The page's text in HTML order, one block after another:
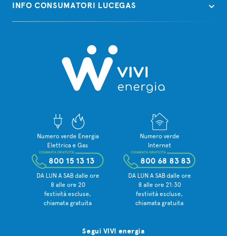
INFO CONSUMATORI LUCEGAS
Numero verde Energia
Elettrica e Gas
800 15 13 13
CHIAMATA GRATUITA
DA LUN A SAB dalle ore
8 alle ore 20
festività escluse,
chiamata gratuita
Numero verde
Internet
800 68 83 83
CHIAMATA GRATUITA
DA LUN A SAB dalle ore
8 alle ore 21:30
festività escluse,
chiamata gratuita
Segui VIVI energia